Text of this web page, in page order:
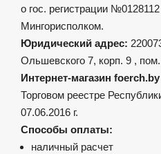
о гос. регистрации
Мингорисполком.
Юридический адрес:
Ольшевского 7, корп. 9 ,
Интернет-магазин foerch.by
Торговом реестре
07.06.2016 г.
Способы оплаты:
наличный расчет